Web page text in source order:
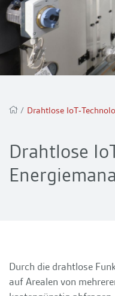
/ Drahtlose
Drahtlose
Durch die drahtlose
auf Arealen von